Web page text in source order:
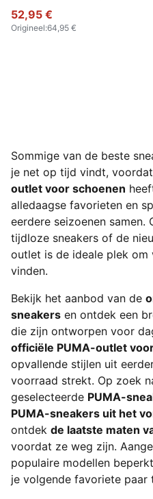
52,95 €
Origineel:64,95 €
Sommige van de beste
je net op tijd vindt,
outlet voor schoenen
alledaagse favorieten en
eerdere seizoenen
tijdloze sneakers of de
outlet is de ideale plek
vinden.
Bekijk het aanbod van de
sneakers en ontdek een
die zijn ontworpen voor
officiële PUMA-outlet
opvallende stijlen uit
voorraad strekt. Op zoek
geselecteerde PUMA-
PUMA-sneakers uit het
ontdek de laatste maten
voordat ze weg zijn.
populaire modellen
je volgende favoriete paar